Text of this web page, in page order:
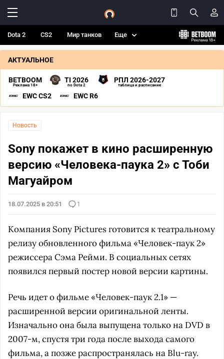
Dota 2 CS2 Мир танков Еще
АКТУАЛЬНОЕ
BETBOOM
Реклама 18+
TI 2026
по Dota 2
РПЛ 2026-2027
таблица и расписание
EWC CS2 EWC R6
Новость
Sony покажет в кино расширенную
версию «Человека-паука 2» с Тоби
Магуайром
18.07.2025 в 20:51 1
Компания Sony Pictures готовится к театральному
релизу обновленного фильма «Человек-паук 2»
режиссера Сэма Рейми. В социальных сетях
появился первый постер новой версии картины.
Речь идет о фильме «Человек-паук 2.1» —
расширенной версии оригинальной ленты.
Изначально она была выпущена только на DVD в
2007-м, спустя три года после выхода самого
фильма, а позже распространялась на Blu-ray.